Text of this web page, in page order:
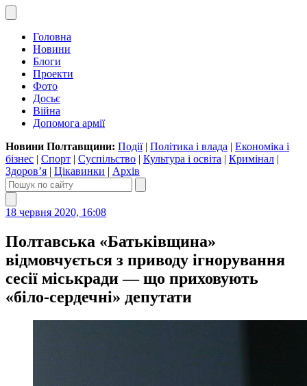
Головна
Новини
Блоги
Проекти
Фото
Досьє
Війна
Допомога армії
Новини Полтавщини: Події| Політика і влада | Економіка і
бізнес | Спорт | Суспільство | Культура і освіта | Кримінал |
Здоров’я | Цікавинки | Архів
18 червня 2020, 16:08
Полтавська «Батьківщина»
відмовчується з приводу ігнорування
сесії міськради — що приховують
«біло-сердечні» депутати